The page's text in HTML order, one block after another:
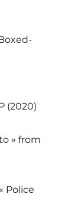
(2020)
» from
Police